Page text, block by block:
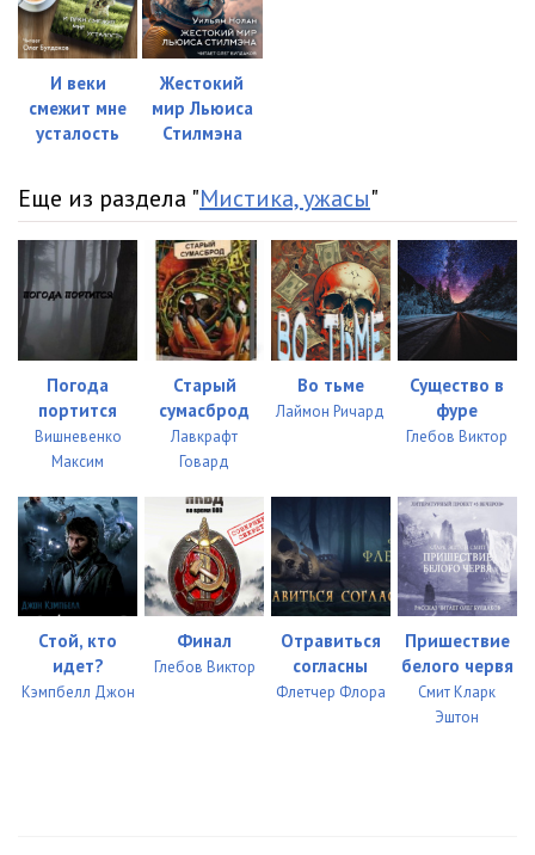
И веки
смежит мне
усталость
Жестокий
мир Льюиса
Стилмэна
Еще из раздела "Мистика, ужасы"
Погода
портится
Вишневенко
Максим
Старый
сумасброд
Лавкрафт
Говард
Во тьме
Лаймон Ричард
Существо в
фуре
Глебов Виктор
Стой, кто
идет?
Кэмпбелл Джон
Финал
Глебов Виктор
Отравиться
согласны
Флетчер Флора
Пришествие
белого червя
Смит Кларк
Эштон